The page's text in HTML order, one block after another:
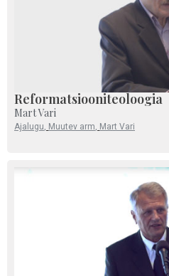
Reformatsiooniteoloogia
Mart Vari
Ajalugu Muutev arm Mart Vari